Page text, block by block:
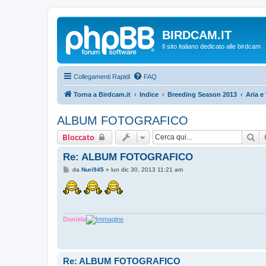
BIRDCAM.IT
Il sito italiano dedicato alle birdcam
Collegamenti Rapidi FAQ
Torna a Birdcam.it Indice Breeding Season 2013 Aria e
ALBUM FOTOGRAFICO
Bloccato
Re: ALBUM FOTOGRAFICO
M
s
s
i
da Nuri945» lun dic 30, 2013 11:21 am
Daniela
Re: ALBUM FOTOGRAFICO